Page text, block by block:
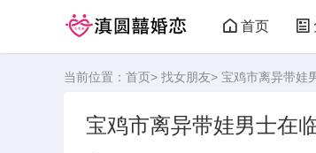
首页
当前位置： 首页> 找女朋友> 宝鸡市离异带娃
宝鸡市离异带娃男士在